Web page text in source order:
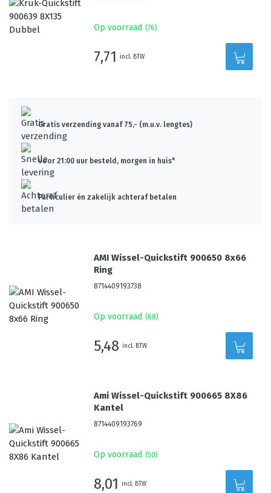
Op voorraad (76)
7,71 incl. BTW
Gratis verzending vanaf 75,- (m.u.v. lengtes)
Voor 21:00 uur besteld, morgen in huis*
Particulier én zakelijk achteraf betalen
AMI Wissel-Quickstift 900650 8x66
Ring
8714409193738
Op voorraad (68)
5,48 incl. BTW
Ami Wissel-Quickstift 900665 8X86
Kantel
8714409193769
Op voorraad (50)
8,01 incl. BTW